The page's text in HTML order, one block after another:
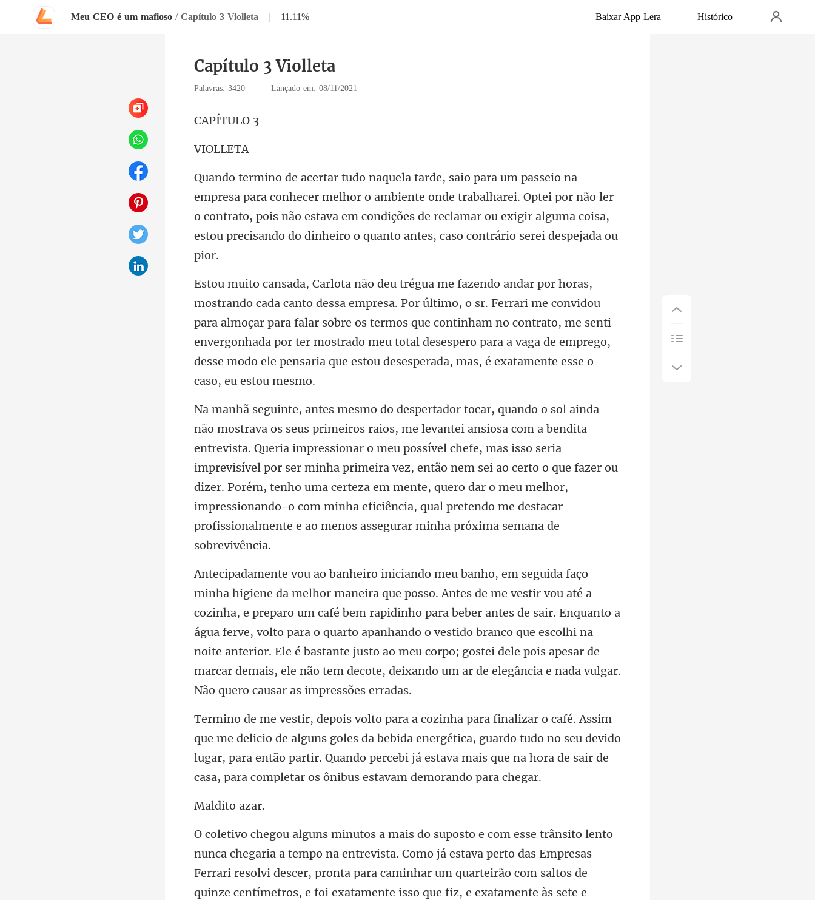
Meu CEO é um mafioso / Capítulo 3 Violleta | 11.11% Baixar App Lera Histórico
Capítulo 3 Violleta
Palavras: 3420 | Lançado em: 08/11/2021
ÍTU
OL
mbiente onde trabalharei. Optei por não ler
o contrato, pois não estava em condições de reclamar ou ex
rari me convidou
para almoçar para falar sobre os termos que continham no contrato, me senti
envergonhada por ter mostrado meu to
ressionar o meu possível chefe, mas isso seria
imprevisível por ser minha primeira vez, então nem sei ao certo o que fazer ou
dizer. Porém, tenho uma certeza em mente
café bem rapidinho para beber antes de sair. Enquanto a
água ferve, volto para o quarto apanhando o vestido branco que escolhi na
noite anterior. Ele é bastante
guns goles da bebida energética, guardo tudo no seu devido
lugar, para então partir. Quando percebi
ito
r um quarteirão com saltos de
quinze centímetros, e foi exatamente isso que fiz, e exatamente às sete e